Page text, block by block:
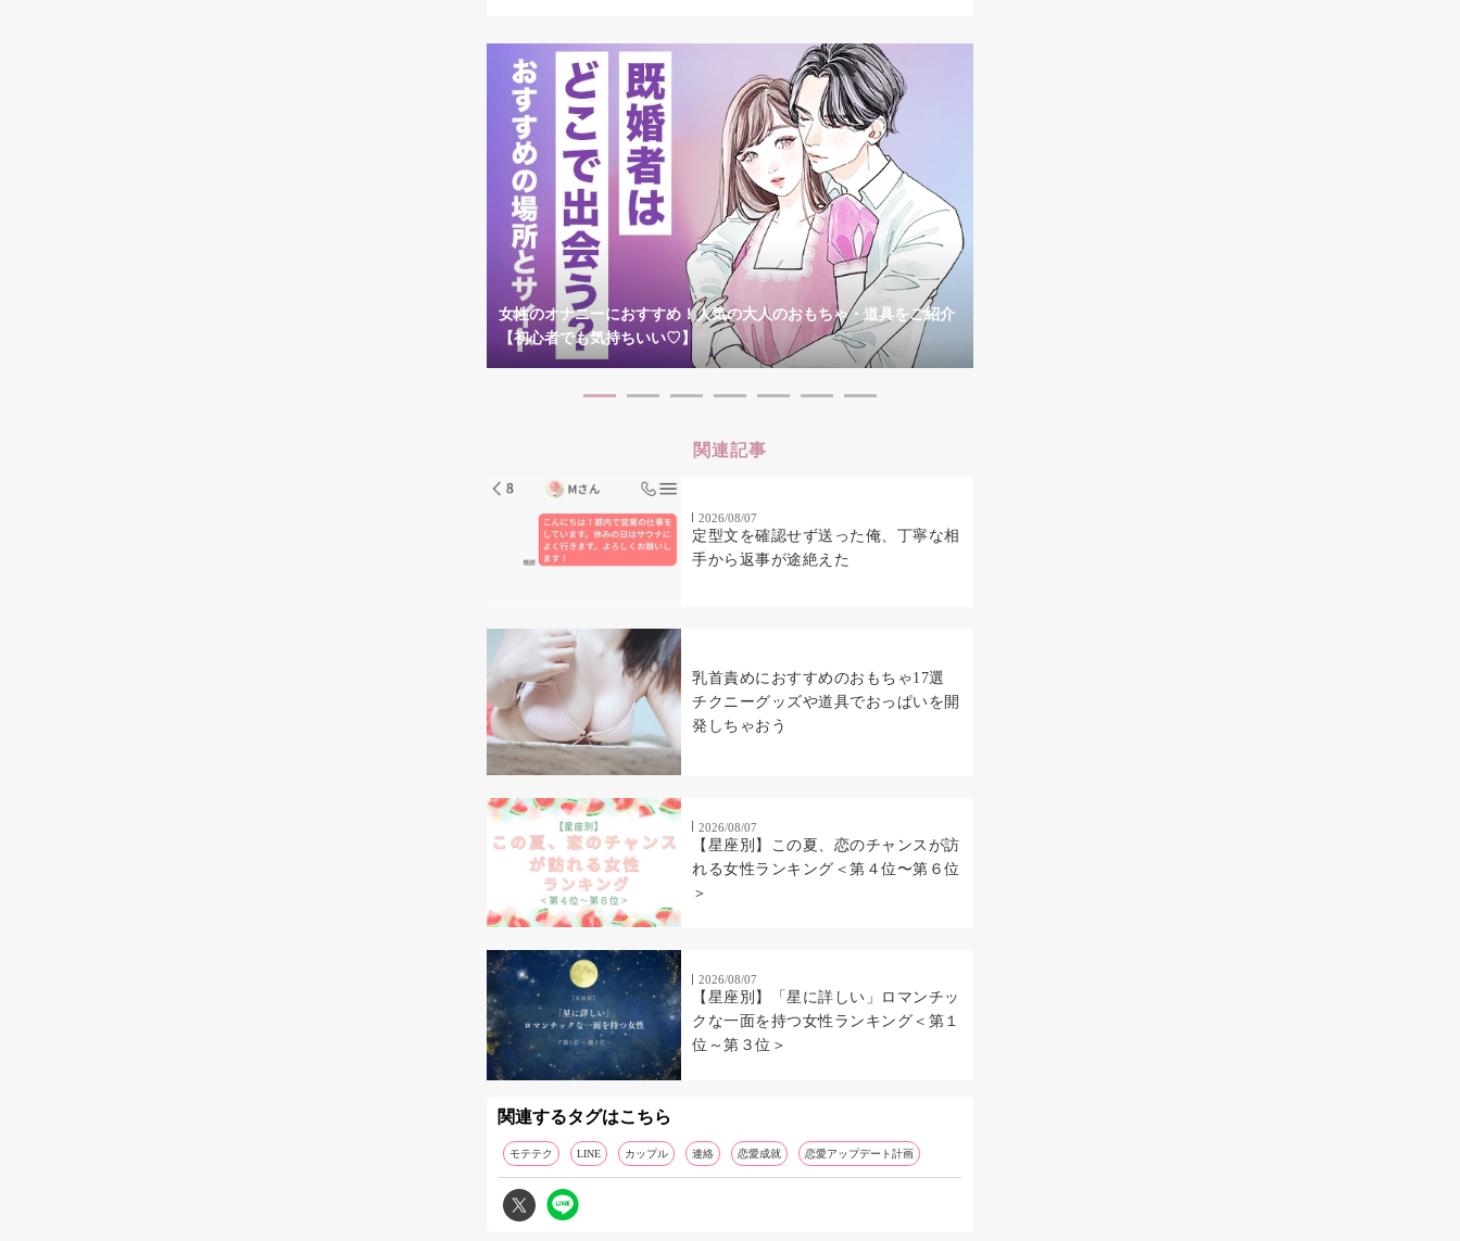
女性のオナニーにおすすめ！人気の大人のおもちゃ・道具をご紹介
【初心者でも気持ちいい♡】
関連記事
2026/08/07
定型文を確認せず送った俺、丁寧な相
手から返事が途絶えた
乳首責めにおすすめのおもちゃ17選
チクニーグッズや道具でおっぱいを開
発しちゃおう
2026/08/07
【星座別】この夏、恋のチャンスが訪
れる女性ランキング＜第４位〜第６位
＞
2026/08/07
【星座別】「星に詳しい」ロマンチッ
クな一面を持つ女性ランキング＜第１
位～第３位＞
関連するタグはこちら
モテテク LINE カップル 連絡 恋愛成就 恋愛アップデート計画